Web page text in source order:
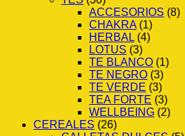
ACCESORIOS (8)
CHAKRA (1)
HERBAL (4)
LOTUS (3)
TE BLANCO (1)
TE NEGRO (3)
TE VERDE (3)
TEA FORTE (3)
WELLBEING (2)
CEREALES (26)